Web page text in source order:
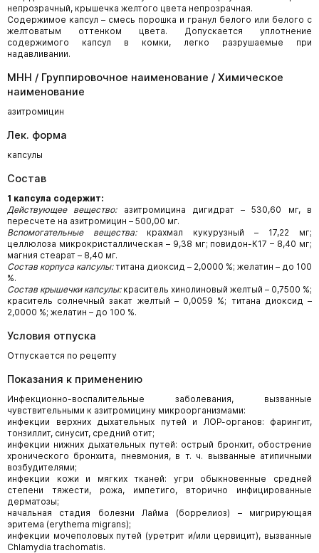
непрозрачный, крышечка желтого цвета непрозрачная.
Содержимое капсул – смесь порошка и гранул белого или белого с
желтоватым оттенком цвета. Допускается уплотнение
содержимого капсул в комки, легко разрушаемые при
надавливании.
МНН / Группировочное наименование / Химическое
наименование
азитромицин
Лек. форма
капсулы
Состав
1 капсула содержит:
Действующее вещество:азитромицина дигидрат – 530,60 мг, в
пересчете на азитромицин – 500,00 мг.
Вспомогательные вещества:крахмал кукурузный – 17,22 мг;
целлюлоза микрокристаллическая – 9,38 мг; повидон-К17 – 8,40 мг;
магния стеарат – 8,40 мг.
Состав корпуса капсулы:титана диоксид – 2,0000 %; желатин – до 100
%.
Состав крышечки капсулы:краситель хинолиновый желтый – 0,7500 %;
краситель солнечный закат желтый – 0,0059 %; титана диоксид –
2,0000 %; желатин – до 100 %.
Условия отпуска
Отпускается по рецепту
Показания к применению
Инфекционно-воспалительные заболевания, вызванные
чувствительными к азитромицину микроорганизмами:
инфекции верхних дыхательных путей и ЛОР-органов: фарингит,
тонзиллит, синусит, средний отит;
инфекции нижних дыхательных путей: острый бронхит, обострение
хронического бронхита, пневмония, в т. ч. вызванные атипичными
возбудителями;
инфекции кожи и мягких тканей: угри обыкновенные средней
степени тяжести, рожа, импетиго, вторично инфицированные
дерматозы;
начальная стадия болезни Лайма (боррелиоз) – мигрирующая
эритема (erythema migrans);
инфекции мочеполовых путей (уретрит и/или цервицит), вызванные
Chlamydia trachomatis.